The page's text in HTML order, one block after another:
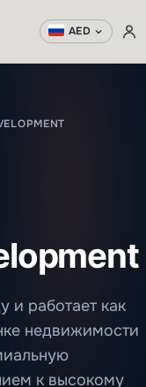
AED
и работает как
недвижимости
к высокому